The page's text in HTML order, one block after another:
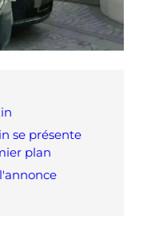
se présente
plan